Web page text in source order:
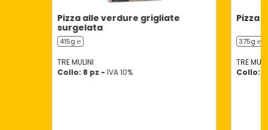
Pizza alle verdure grigliate
surgelata
415g ℮
TRE MULINI
Collo: 8 pz - IVA 10%
Pizza
375g ℮
TRE
Collo: